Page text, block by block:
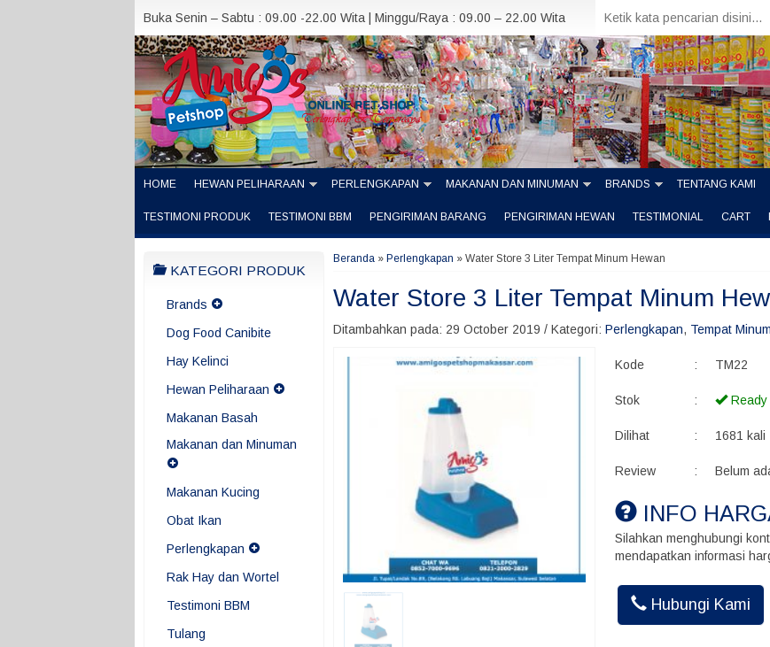
Buka Senin – Sabtu : 09.00 -22.00 Wita | Minggu/Raya : 09.00 – 22.00 Wita
HOME HEWAN PELIHARAAN PERLENGKAPAN MAKANAN DAN MINUMAN BRANDS TENTANG KAMI
TESTIMONI PRODUK TESTIMONI BBM PENGIRIMAN BARANG PENGIRIMAN HEWAN TESTIMONIAL CART
KATEGORI PRODUK
Brands
Dog Food Canibite
Hay Kelinci
Hewan Peliharaan
Makanan Basah
Makanan dan Minuman
Makanan Kucing
Obat Ikan
Perlengkapan
Rak Hay dan Wortel
Testimoni BBM
Tulang
Beranda » Perlengkapan » Water Store 3 Liter Tempat Minum Hewan
Water Store 3 Liter Tempat Minum
Ditambahkan pada: 29 October 2019 / Kategori: Perlengkapan, Tempat Minum
Kode : TM22
Stok : Ready
Dilihat : 1681 kali
Review : Belum
INFO
Silahkan menghubungi
mendapatkan informasi
Hubungi Kami
Kalo